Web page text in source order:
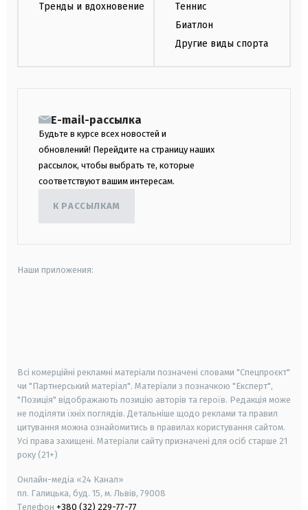
Тренды и вдохновение
Теннис
Биатлон
Другие виды спорта
E-mail-рассылка
Будьте в курсе всех новостей и
обновлений! Перейдите на страницу наших
рассылок, чтобы выбрать те, которые
соответствуют вашим интересам.
К РАССЫЛКАМ
Наши приложения:
Всі комерційні рекламні матеріали позначені словами "Спецпроєкт"
чи "Партнерський матеріал". Матеріали з позначкою "Експерт",
"Позиція" відображають позицію авторів та героїв. Редакція може
не поділяти їхніх поглядів. Детальніше щодо реклами та правил
цитування можна ознайомитись в правилах користування сайтом.
Усі права захищені. Матеріали сайту призначені для осіб старше 21
року (21+)
Онлайн-медіа «24 Канал»
пл. Галицька, буд. 15, м. Львів, 79008
Телефон +380 (32) 229-77-77